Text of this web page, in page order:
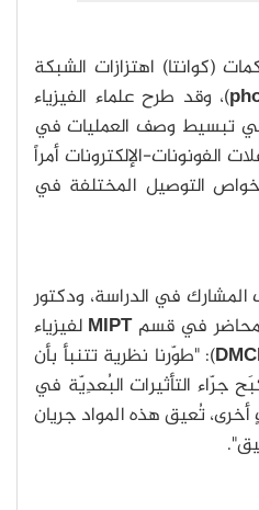
(كوانتا) اهتزازات الشبكة
)، وقد طرح علماء الفيزياء
تبسيط وصف العمليات في
الفونونات-الإلكترونات أمراً
التوصيل المختلفة في
في الدراسة، ودكتور
ومحاضر في قسمMIPT لفيزياء
): "طوّرنا نظرية تتنبأ بأن
جرّاء التأثيرات البُعدِيّة في
أخرى، تُعيق هذه المواد جريان